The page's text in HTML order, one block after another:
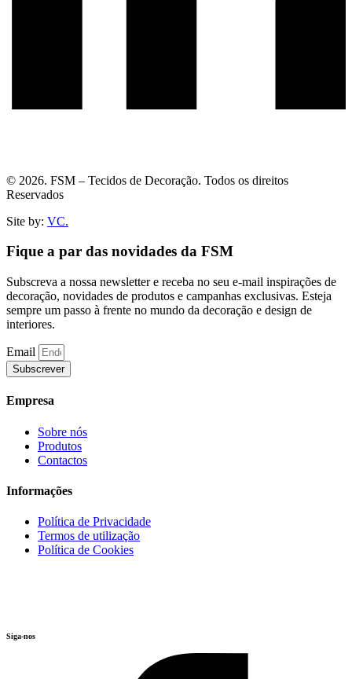
© 2026. FSM – Tecidos de Decoração. Todos os direitos
Reservados
Site by: VC.
Fique a par das novidades da FSM
Subscreva a nossa newsletter e receba no seu e-mail inspirações de
decoração, novidades de produtos e campanhas exclusivas. Esteja
sempre um passo à frente no mundo da decoração e design de
interiores.
Email
Subscrever
Empresa
Sobre nós
Produtos
Contactos
Informações
Política de Privacidade
Termos de utilização
Política de Cookies
Siga-nos